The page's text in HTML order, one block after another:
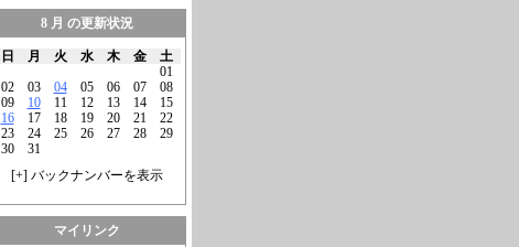
8 月 の更新状況
日 月 火 水 木 金
土
01
02
03 04 05 06 07
08
09
10 11 12 13 14
15
16
17 18 19 20 21
22
23
24 25 26 27 28
29
30
31
[+] バックナンバーを表示
マイリンク